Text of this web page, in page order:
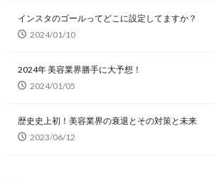
インスタのゴールってどこに設定してますか？
2024/01/10
2024年 美容業界勝手に大予想！
2024/01/05
歴史史上初！美容業界の衰退とその対策と未来
2023/06/12